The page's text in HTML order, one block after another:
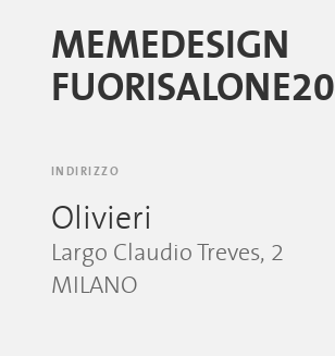
MEMEDESIGN
INDIRIZZO
Olivieri
Largo Claudio Treves, 2
MILANO